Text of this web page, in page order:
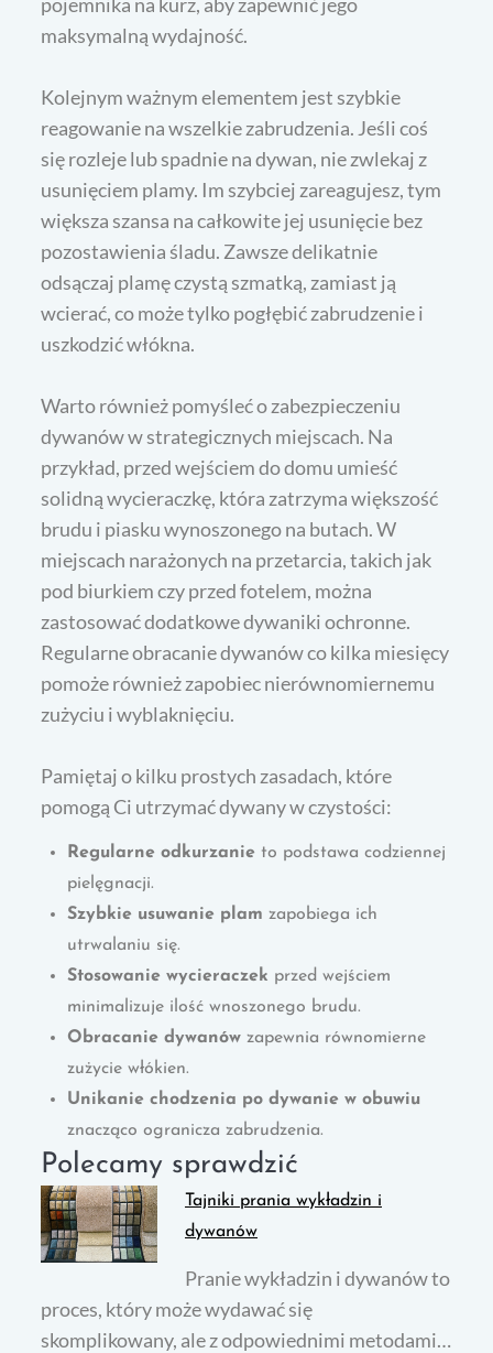
maksymalną wydajność.
Kolejnym ważnym elementem jest szybkie
reagowanie na wszelkie zabrudzenia. Jeśli coś
się rozleje lub spadnie na dywan, nie zwlekaj z
usunięciem plamy. Im szybciej zareagujesz, tym
większa szansa na całkowite jej usunięcie bez
pozostawienia śladu. Zawsze delikatnie
odsączaj plamę czystą szmatką, zamiast ją
wcierać, co może tylko pogłębić zabrudzenie i
uszkodzić włókna.
Warto również pomyśleć o zabezpieczeniu
dywanów w strategicznych miejscach. Na
przykład, przed wejściem do domu umieść
solidną wycieraczkę, która zatrzyma większość
brudu i piasku wynoszonego na butach. W
miejscach narażonych na przetarcia, takich jak
pod biurkiem czy przed fotelem, można
zastosować dodatkowe dywaniki ochronne.
Regularne obracanie dywanów co kilka miesięcy
pomoże również zapobiec nierównomiernemu
zużyciu i wyblaknięciu.
Pamiętaj o kilku prostych zasadach, które
pomogą Ci utrzymać dywany w czystości:
Regularne odkurzanie to podstawa codziennej
pielęgnacji.
Szybkie usuwanie plam zapobiega ich
utrwalaniu się.
Stosowanie wycieraczek przed wejściem
minimalizuje ilość wnoszonego brudu.
Obracanie dywanów zapewnia równomierne
zużycie włókien.
Unikanie chodzenia po dywanie w obuwiu
znacząco ogranicza zabrudzenia.
Polecamy sprawdzić
Tajniki prania wykładzin i
dywanów
Pranie wykładzin i dywanów to
proces, który może wydawać się
skomplikowany, ale z odpowiednimi metodami…